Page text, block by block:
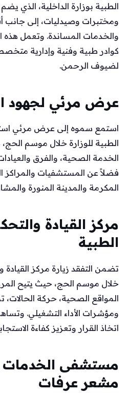
الطبية بوزارة الداخلية، الذي
ومختبرات وصيدليات، إلى جانب
والخدمات المساندة. وتعمل
كوادر طبية وفنية وإدارية
لضيوف الرحمن.
عرض مرئي لجهود
استمع سموه إلى عرض مرئي
الطبية للوزارة خلال موسم
الخدمة الصحية، والفرق
فضلاً عن المستشفيات والمراكز
المكرمة والمدينة المنورة
مركز القيادة
الطبية
تضمن التفقد زيارة مركز القيادة
خلال موسم الحج، حيث يتيح
المواقع الصحية، حركة الحالات،
ومؤشرات الأداء التشغيلي.
اتخاذ القرار وتعزيز كفاءة
مستشفى الخدمات
مشعر عرفات